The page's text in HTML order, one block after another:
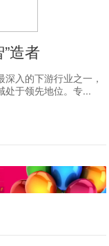
造者
入的下游行业之一，
处于领先地位。专...